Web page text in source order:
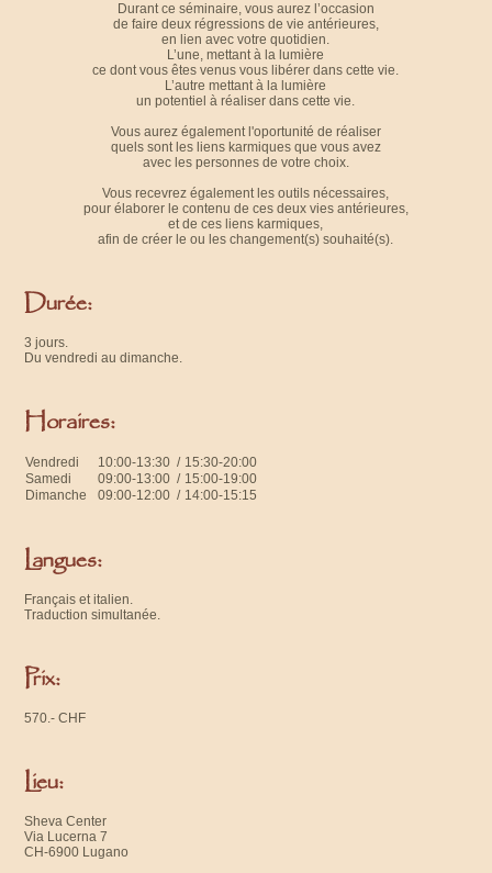
Durant ce séminaire, vous aurez l’occasion
de faire deux régressions de vie antérieures,
en lien avec votre quotidien.
L’une, mettant à la lumière
ce dont vous êtes venus vous libérer dans cette vie.
L’autre mettant à la lumière
un potentiel à réaliser dans cette vie.
Vous aurez également l'oportunité de réaliser
quels sont les liens karmiques que vous avez
avec les personnes de votre choix.
Vous recevrez également les outils nécessaires,
pour élaborer le contenu de ces deux vies antérieures,
et de ces liens karmiques,
afin de créer le ou les changement(s) souhaité(s).
Durée:
3 jours.
Du vendredi au dimanche.
Horaires:
Vendredi 10:00-13:30 / 15:30-20:00
Samedi
09:00-13:00 / 15:00-19:00
Dimanche
09:00-12:00 / 14:00-15:15
Langues:
Français et italien.
Traduction simultanée.
Prix:
570.- CHF
Lieu:
Sheva Center
Via Lucerna 7
CH-6900 Lugano